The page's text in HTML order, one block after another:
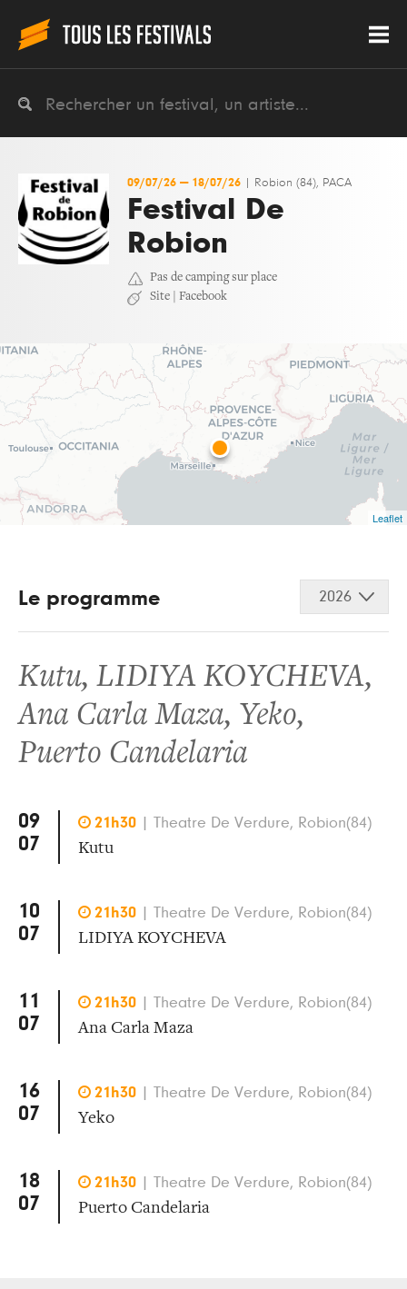
09/07/26 — 18/07/26 Robion (84), PACA
Festival De
Robion
Pas de camping sur place
Site
Facebook
Leaflet
Le programme 2026
Kutu, LIDIYA KOYCHEVA,
Ana Carla Maza, Yeko,
Puerto Candelaria
09
07
 21h30 Theatre De Verdure, Robion(84)
Kutu
10
07
 21h30 Theatre De Verdure, Robion(84)
LIDIYA KOYCHEVA
11
07
 21h30 Theatre De Verdure, Robion(84)
Ana Carla Maza
16
07
 21h30 Theatre De Verdure, Robion(84)
Yeko
18
07
 21h30 Theatre De Verdure, Robion(84)
Puerto Candelaria